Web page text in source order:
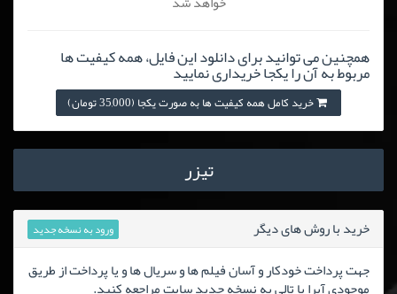
همچنین می توانید برای دانلود این فایل، همه کیفیت ها
مربوط به آن را یکجا خریداری نمایید
خرید کامل همه کیفیت ها به صورت یکجا (35,000 تومان)
تیزر
خرید با روش های دیگر ورود به نسخه جدید
جهت پرداخت خودکار و آسان فیلم ها و سریال ها و یا پرداخت از طریق
موجودی آپرا یا تالی به نسخه جدید سایت مراجعه کنید.